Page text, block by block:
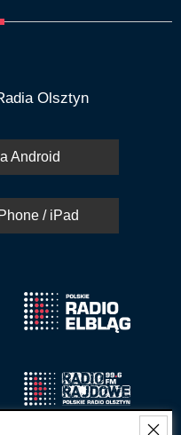
Olsztyn
Android
/ iPad